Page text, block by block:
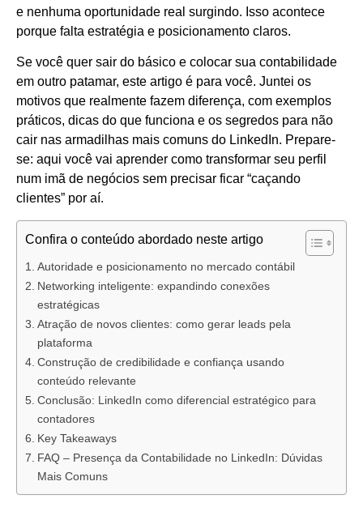
e nenhuma oportunidade real surgindo. Isso acontece
porque falta estratégia e posicionamento claros.
Se você quer sair do básico e colocar sua contabilidade
em outro patamar, este artigo é para você. Juntei os
motivos que realmente fazem diferença, com exemplos
práticos, dicas do que funciona e os segredos para não
cair nas armadilhas mais comuns do LinkedIn. Prepare-
se: aqui você vai aprender como transformar seu perfil
num imã de negócios sem precisar ficar “caçando
clientes” por aí.
Confira o conteúdo abordado neste artigo
Autoridade e posicionamento no mercado contábil
Networking inteligente: expandindo conexões
estratégicas
Atração de novos clientes: como gerar leads pela
plataforma
Construção de credibilidade e confiança usando
conteúdo relevante
Conclusão: LinkedIn como diferencial estratégico para
contadores
Key Takeaways
FAQ – Presença da Contabilidade no LinkedIn: Dúvidas
Mais Comuns